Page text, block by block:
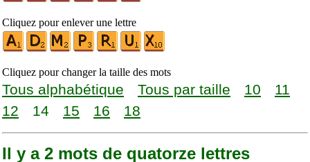
Cliquez pour enlever une lettre
Cliquez pour changer la taille des mots
Tous alphabétique Tous par taille 10
11
12
14 15 16 18
Il y a 2 mots de quatorze lettres